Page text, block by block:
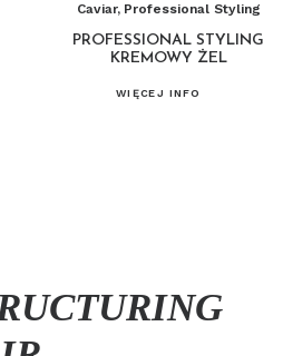
Caviar, Professional Styling
PROFESSIONAL STYLING
KREMOWY ŻEL
WIĘCEJ INFO